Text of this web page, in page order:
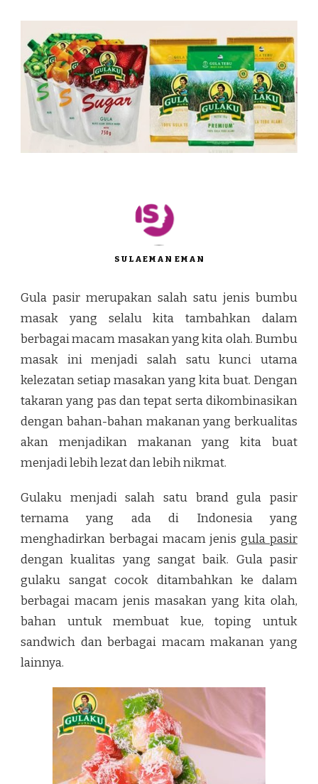
SULAEMAN EMAN
Gula pasir merupakan salah satu jenis bumbu
masak yang selalu kita tambahkan dalam
berbagai macam masakan yang kita olah. Bumbu
masak ini menjadi salah satu kunci utama
kelezatan setiap masakan yang kita buat. Dengan
takaran yang pas dan tepat serta dikombinasikan
dengan bahan-bahan makanan yang berkualitas
akan menjadikan makanan yang kita buat
menjadi lebih lezat dan lebih nikmat.
Gulaku menjadi salah satu brand gula pasir
ternama yang ada di Indonesia yang
menghadirkan berbagai macam jenisgula pasir
dengan kualitas yang sangat baik. Gula pasir
gulaku sangat cocok ditambahkan ke dalam
berbagai macam jenis masakan yang kita olah,
bahan untuk membuat kue, toping untuk
sandwich dan berbagai macam makanan yang
lainnya.